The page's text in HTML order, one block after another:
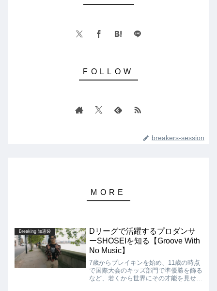
breakers-session
Breaking 知恵袋
Dリーグで活躍するプロダンサ
ーSHOSEIを知る【Groove With
No Music】
7歳からブレイキンを始め、11歳の時点
で国際大会のキッズ部門で準優勝を飾る
など、若くから世界にその才能を見せる